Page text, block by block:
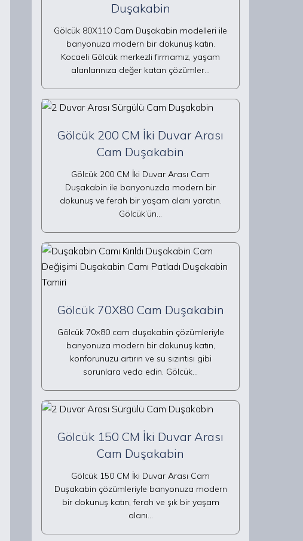
Duşakabin
Gölcük 80X110 Cam Duşakabin modelleri ile
banyonuza modern bir dokunuş katın.
Kocaeli Gölcük merkezli firmamız, yaşam
alanlarınıza değer katan çözümler…
Gölcük 200 CM İki Duvar Arası
Cam Duşakabin
Gölcük 200 CM İki Duvar Arası Cam
Duşakabin ile banyonuzda modern bir
dokunuş ve ferah bir yaşam alanı yaratın.
Gölcük’ün…
Gölcük 70X80 Cam Duşakabin
Gölcük 70×80 cam duşakabin çözümleriyle
banyonuza modern bir dokunuş katın,
konforunuzu artırın ve su sızıntısı gibi
sorunlara veda edin. Gölcük…
Gölcük 150 CM İki Duvar Arası
Cam Duşakabin
Gölcük 150 CM İki Duvar Arası Cam
Duşakabin çözümleriyle banyonuza modern
bir dokunuş katın, ferah ve şık bir yaşam
alanı…